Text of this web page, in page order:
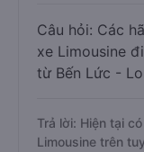
Câu hỏi: Các
xe Limousine
từ Bến Lức -
Trả lời: Hiện tại
Limousine trên